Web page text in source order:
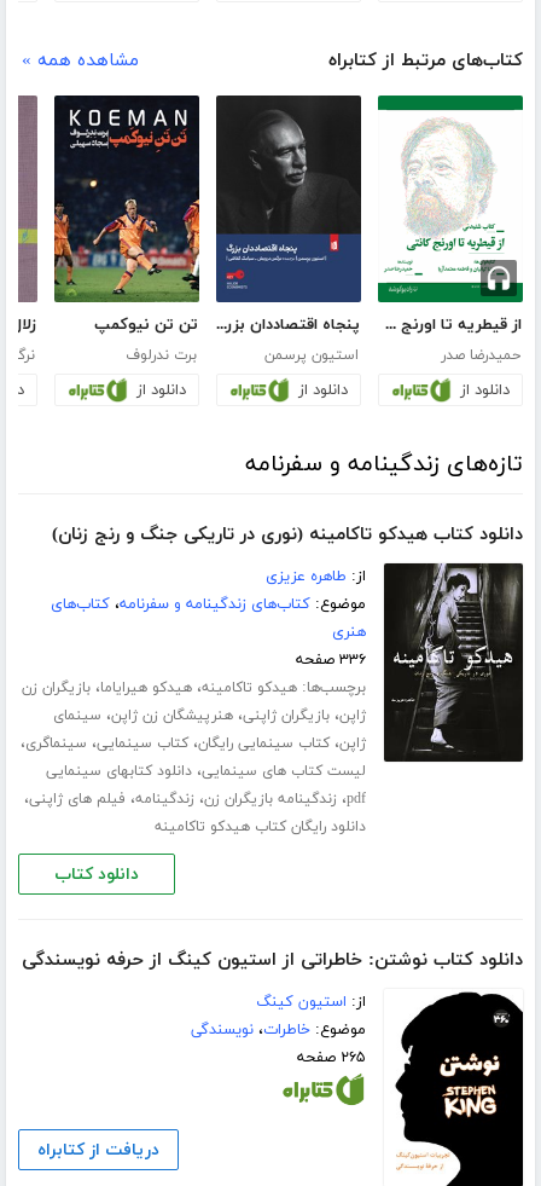
کتاب‌های مرتبط از کتابراه مشاهده همه »
از قیطریه تا اورنج کانتی
حمیدرضا صدر
دانلود از
پنجاه اقتصاددان بزرگ
استیون پرسمن
دانلود از
تن تن نیوکمپ
برت ندرلوف
دانلود از
نرگس
تازه‌های زندگینامه و سفرنامه
دانلود کتاب هیدکو تاکامینه (نوری در تاریکی جنگ و رنج زنان)
از: طاهره عزیزی
موضوع:کتاب‌های زندگینامه و سفرنامه،کتاب‌های
هنری
۳۳۶ صفحه
برچسب‌ها:هیدکو تاکامینه،هیدکو هیرایاما،بازیگران زن
ژاپن،بازیگران ژاپنی،هنرپیشگان زن ژاپن، سینمای
ژاپن،کتاب سینمایی رایگان،کتاب سینمایی، سینماگری،
لیست کتاب های سینمایی،دانلود کتابهای سینمایی
pdf، زندگینامه بازیگران زن، زندگینامه، فیلم های ژاپنی،
دانلود رایگان کتاب هیدکو تاکامینه
دانلود کتاب
دانلود کتاب نوشتن: خاطراتی از استیون کینگ از حرفه نویسندگی
از: استیون کینگ
موضوع:خاطرات،نویسندگی
۲۶۵ صفحه
دریافت از کتابراه